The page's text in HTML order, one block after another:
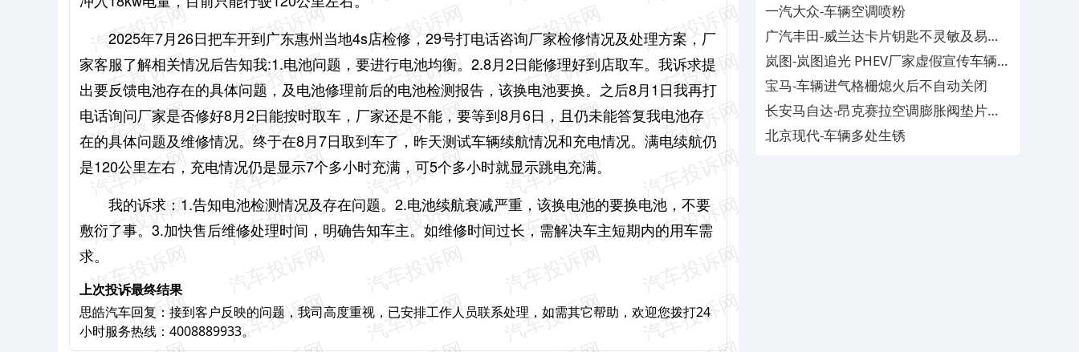
2025年7月26日把车开到广东惠州当地4s店检修，29号打电话咨询厂家检修情况及处理方案，厂
家客服了解相关情况后告知我:1.电池问题，要进行电池均衡。2.8月2日能修理好到店取车。我诉求提
出要反馈电池存在的具体问题，及电池修理前后的电池检测报告，该换电池要换。之后8月1日我再打
电话询问厂家是否修好8月2日能按时取车，厂家还是不能，要等到8月6日，且仍未能答复我电池存
在的具体问题及维修情况。终于在8月7日取到车了，昨天测试车辆续航情况和充电情况。满电续航仍
是120公里左右，充电情况仍是显示7个多小时充满，可5个多小时就显示跳电充满。
我的诉求：1.告知电池检测情况及存在问题。 2.电池续航衰减严重，该换电池的要换电池，不要
敷衍了事。 3.加快售后维修处理时间，明确告知车主。如维修时间过长，需解决车主短期内的用车需
求。
上次投诉最终结果
思皓汽车回复：接到客户反映的问题，我司高度重视，已安排工作人员联系处理，如需其它帮助，欢迎您拨打24
小时服务热线：4008889933。
一汽大众-车辆空调喷粉
广汽丰田-威兰达卡片钥匙不灵敏及易消
磁
岚图-岚图追光 PHEV厂家虚假宣传车辆配
置与功能
宝马-车辆进气格栅熄火后不自动关闭
长安马自达-昂克赛拉空调膨胀阀垫片生
锈
北京现代-车辆多处生锈